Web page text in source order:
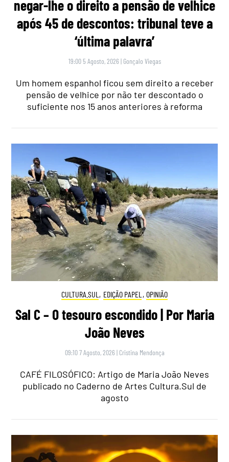
negar-lhe o direito a pensão de velhice
após 45 de descontos: tribunal teve a
‘última palavra’
19:00 5 Agosto, 2026 | Gonçalo Viegas
Um homem espanhol ficou sem direito a receber
pensão de velhice por não ter descontado o
suficiente nos 15 anos anteriores à reforma
CULTURA.SUL , EDIÇÃO PAPEL , OPINIÃO
Sal C – O tesouro escondido | Por Maria
João Neves
09:10 7 Agosto, 2026 | Cristina Mendonça
CAFÉ FILOSÓFICO: Artigo de Maria João Neves
publicado no Caderno de Artes Cultura.Sul de
agosto